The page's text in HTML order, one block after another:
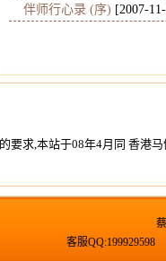
伴师行心录 (序) [2007-
要求,本站于08年4月同 香港马
客服